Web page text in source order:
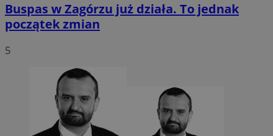
Buspas w Zagórzu już działa. To jednak
początek zmian
5